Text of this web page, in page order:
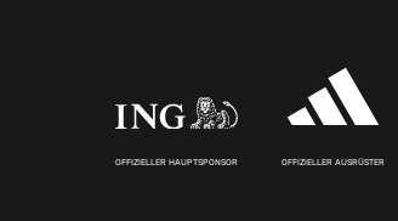
OFFIZIELLER HAUPTSPONSOR OFFIZIELLER AUSRÜSTER